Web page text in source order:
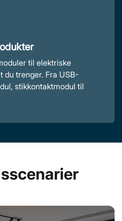
til elektriske
du trenger. Fra USB-
stikkontaktmodul til